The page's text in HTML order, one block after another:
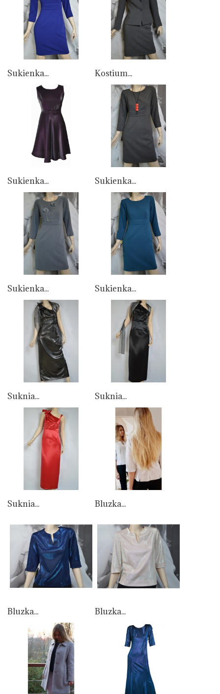
Sukienka... Kostium...
Sukienka... Sukienka...
Sukienka... Sukienka...
Suknia... Suknia...
Suknia... Bluzka...
Bluzka... Bluzka...